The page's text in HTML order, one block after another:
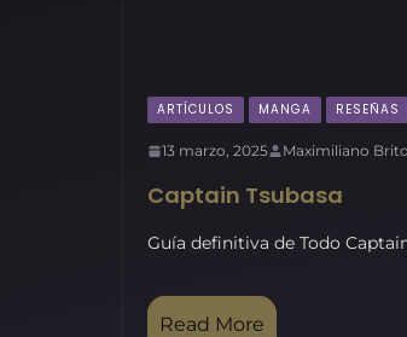
ARTÍCULOS MANGA RESEÑAS
13 marzo, 2025 Maximiliano
Captain Tsubasa
Guía definitiva de Todo
Read More